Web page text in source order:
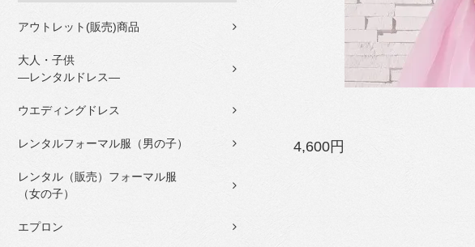
アウトレット(販売)商品
大人・子供
―レンタルドレス―
ウエディングドレス
レンタルフォーマル服（男の子）
レンタル（販売）フォーマル服
（女の子）
エプロン
4,600円